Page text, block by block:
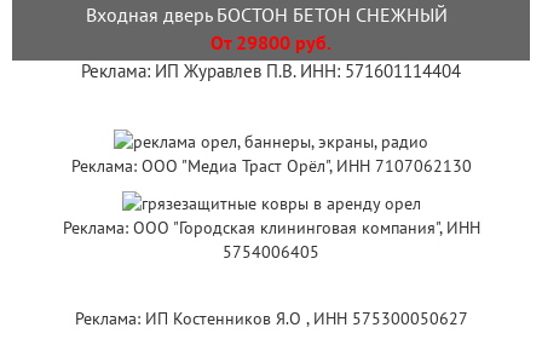
Входная дверь БОСТОН БЕТОН СНЕЖНЫЙ
От 29800 руб.
Реклама: ИП Журавлев П.В. ИНН: 571601114404
Реклама: ООО "Медиа Траст Орёл", ИНН 7107062130
Реклама: ООО "Городская клининговая компания", ИНН
5754006405
Реклама: ИП Костенников Я.О , ИНН 575300050627